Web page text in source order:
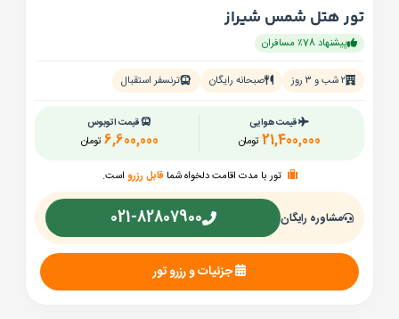
تور هتل شمس شیراز
پیشنهاد 78٪ مسافران
۲ شب و ۳ روز صبحانه رایگان ترنسفر استقبال
قیمت هوایی
تومان 21,400,000
قیمت اتوبوس
تومان 6,600,000
تور با مدت اقامت دلخواه شما قابل رزرو است.
مشاوره رایگان 021-82807900
جزئیات و رزرو تور